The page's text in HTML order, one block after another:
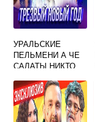
УРАЛЬСКИЕ
ПЕЛЬМЕНИ А ЧЕ
САЛАТЫ НИКТО